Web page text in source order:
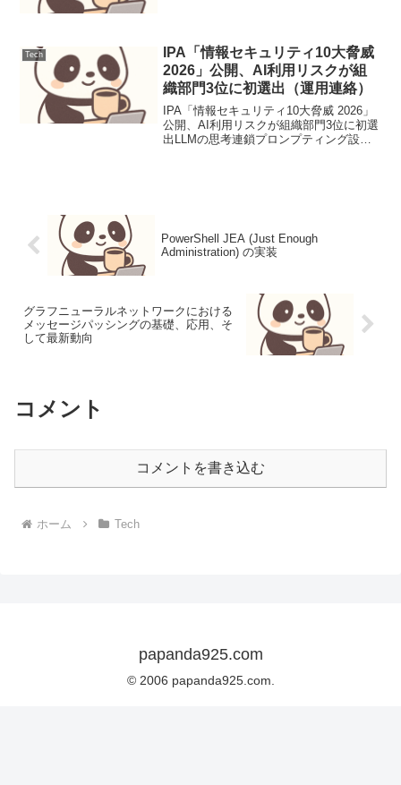
Tech
IPA「情報セキュリティ10大脅威
2026」公開、AI利用リスクが組
織部門3位に初選出（運用連絡）
IPA「情報セキュリティ10大脅威 2026」
公開、AI利用リスクが組織部門3位に初選
出LLMの思考連鎖プロンプティング設計
PowerShell JEA (Just Enough
Administration) の実装
グラフニューラルネットワークにおける
メッセージパッシングの基礎、応用、そ
して最新動向
コメント
コメントを書き込む
ホーム Tech
papanda925.com
© 2006 papanda925.com.